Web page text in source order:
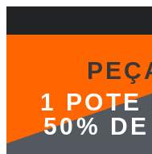
1 POTE
50%